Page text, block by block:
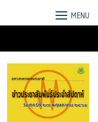
MENU